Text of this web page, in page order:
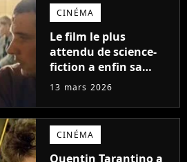
CINÉMA
Le film le plus
attendu de science-
fiction a enfin sa
bande-annonce !
vous retourner le
cerveau et les fans
sont en folie, "Ça a
l'air exceptionnel"
13 mars 2026
CINÉMA
Quentin Tarantino a